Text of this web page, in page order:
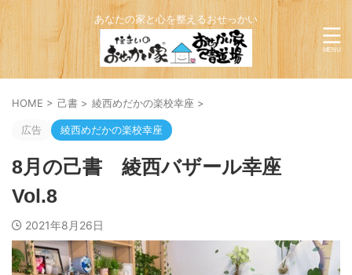
あなたの家と心を整えるおせっかい
HOME > 己書 > 綾西めだかの楽校幸座 >
広告 綾西めだかの楽校幸座
8月の己書 綾西バザール幸座
Vol.8
2021年8月26日